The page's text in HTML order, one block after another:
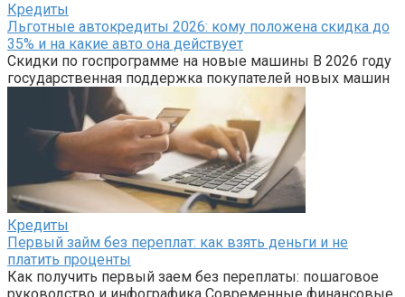
Кредиты
Льготные автокредиты 2026: кому положена скидка до
35% и на какие авто она действует
Скидки по госпрограмме на новые машины В 2026 году
государственная поддержка покупателей новых машин
Кредиты
Первый займ без переплат: как взять деньги и не
платить проценты
Как получить первый заем без переплаты: пошаговое